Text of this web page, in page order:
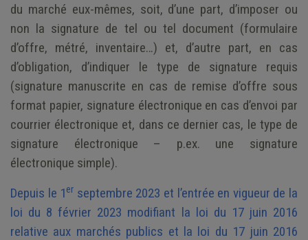
du marché eux-mêmes, soit, d’une part, d’imposer ou
non la signature de tel ou tel document (formulaire
d’offre, métré, inventaire…) et, d’autre part, en cas
d’obligation, d’indiquer le type de signature requis
(signature manuscrite en cas de remise d’offre sous
format papier, signature électronique en cas d’envoi par
courrier électronique et, dans ce dernier cas, le type de
signature électronique – p.ex. une signature
électronique simple).
Depuis le 1er septembre 2023 et l’entrée en vigueur de la
loi du 8 février 2023 modifiant la loi du 17 juin 2016
relative aux marchés publics et la loi du 17 juin 2016